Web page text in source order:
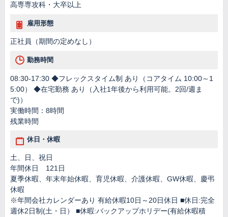
高専専攻科・大卒以上
雇用形態
正社員（期間の定めなし）
勤務時間
08:30-17:30 ◆フレックスタイム制 あり（コアタイム 10:00～1
5:00） ◆在宅勤務 あり（入社1年後から利用可能。2回/週ま
で)）
実働時間：8時間
残業時間
休日・休暇
土、日、祝日
年間休日 121日
夏季休暇、年末年始休暇、育児休暇、介護休暇、GW休暇、慶弔
休暇
※年間会社カレンダーあり 有給休暇10日～20日休日 ■休日:完全
週休2日制(土・日） ■休暇:バックアップホリデー(有給休暇積